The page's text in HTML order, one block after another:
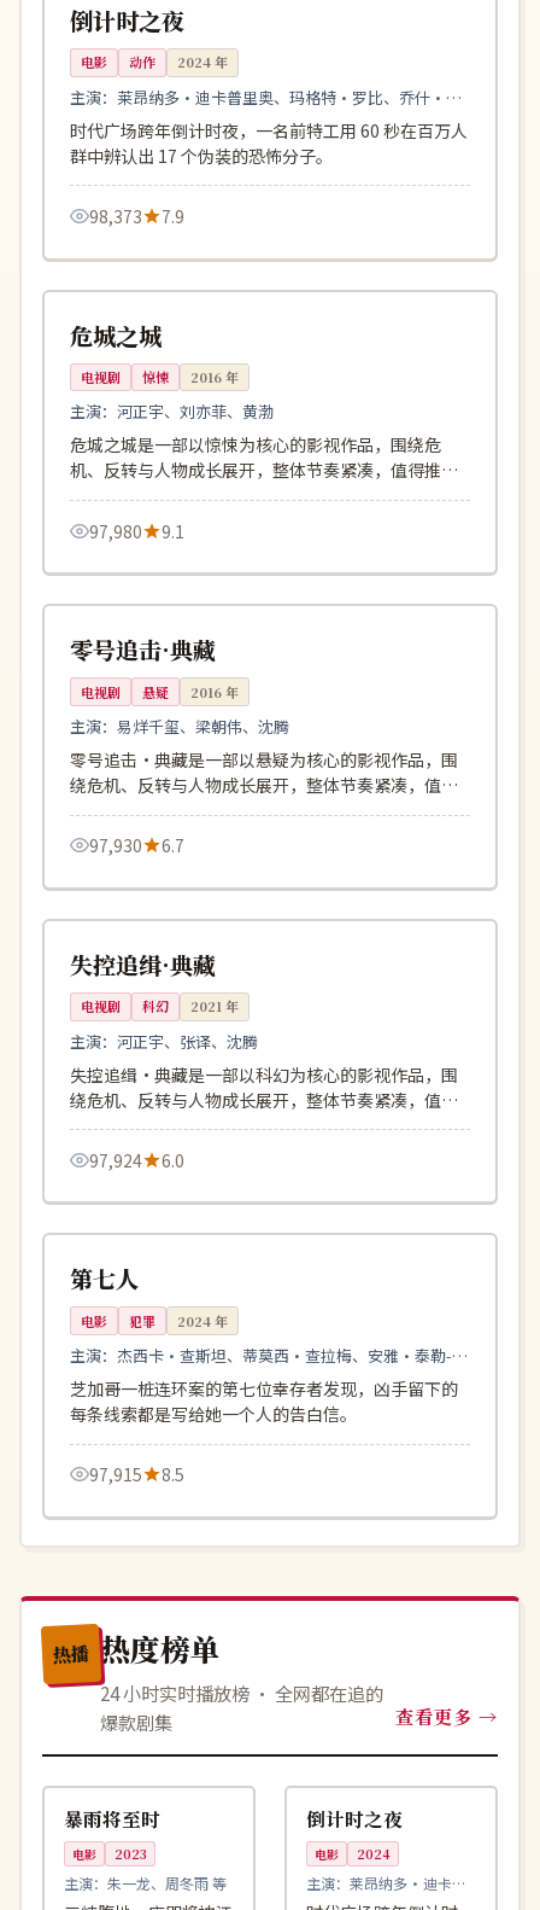
美国
倒计时之夜
电影 动作 2024年
主演：莱昂纳多·迪卡普里奥、玛格特·罗比、乔什·布
洛林
时代广场跨年倒计时夜，一名前特工用 60 秒在百万人
群中辨认出 17 个伪装的恐怖分子。
98,373 7.9
中国
独播 93分钟
危城之城
电视剧 惊悚 2016年
主演：河正宇、刘亦菲、黄渤
危城之城是一部以惊悚为核心的影视作品，围绕危
机、反转与人物成长展开，整体节奏紧凑，值得推荐
观看。
97,980
9.1
中国
杜比 114分钟
零号追击·典藏
电视剧 悬疑 2016年
主演：易烊千玺、梁朝伟、沈腾
零号追击·典藏是一部以悬疑为核心的影视作品，围
绕危机、反转与人物成长展开，整体节奏紧凑，值得
推荐观看。
97,930
6.7
英国
连载中 121分钟
失控追缉·典藏
电视剧 科幻 2021 年
主演：河正宇、张译、沈腾
失控追缉·典藏是一部以科幻为核心的影视作品，围
绕危机、反转与人物成长展开，整体节奏紧凑，值得
推荐观看。
97,924
6.0
美国
连载中 128分钟
第七人
电影 犯罪 2024年
主演： 杰西卡·查斯坦、蒂莫西·查拉梅、安雅·泰勒-乔
伊
芝加哥一桩连环案的第七位幸存者发现，凶手留下的
每条线索都是写给她一个人的告白信。
97,915 8.5
热播 热度榜单
24 小时实时播放榜 · 全网都在追的
爆款剧集
查看更多
中国
99:53
暴雨将至时
电影 2023
主演： 朱一龙、周冬雨 等
美国
99:44
倒计时之夜
电影 2024
主演： 莱昂纳多·迪卡普
里奥、玛格特·罗比 等